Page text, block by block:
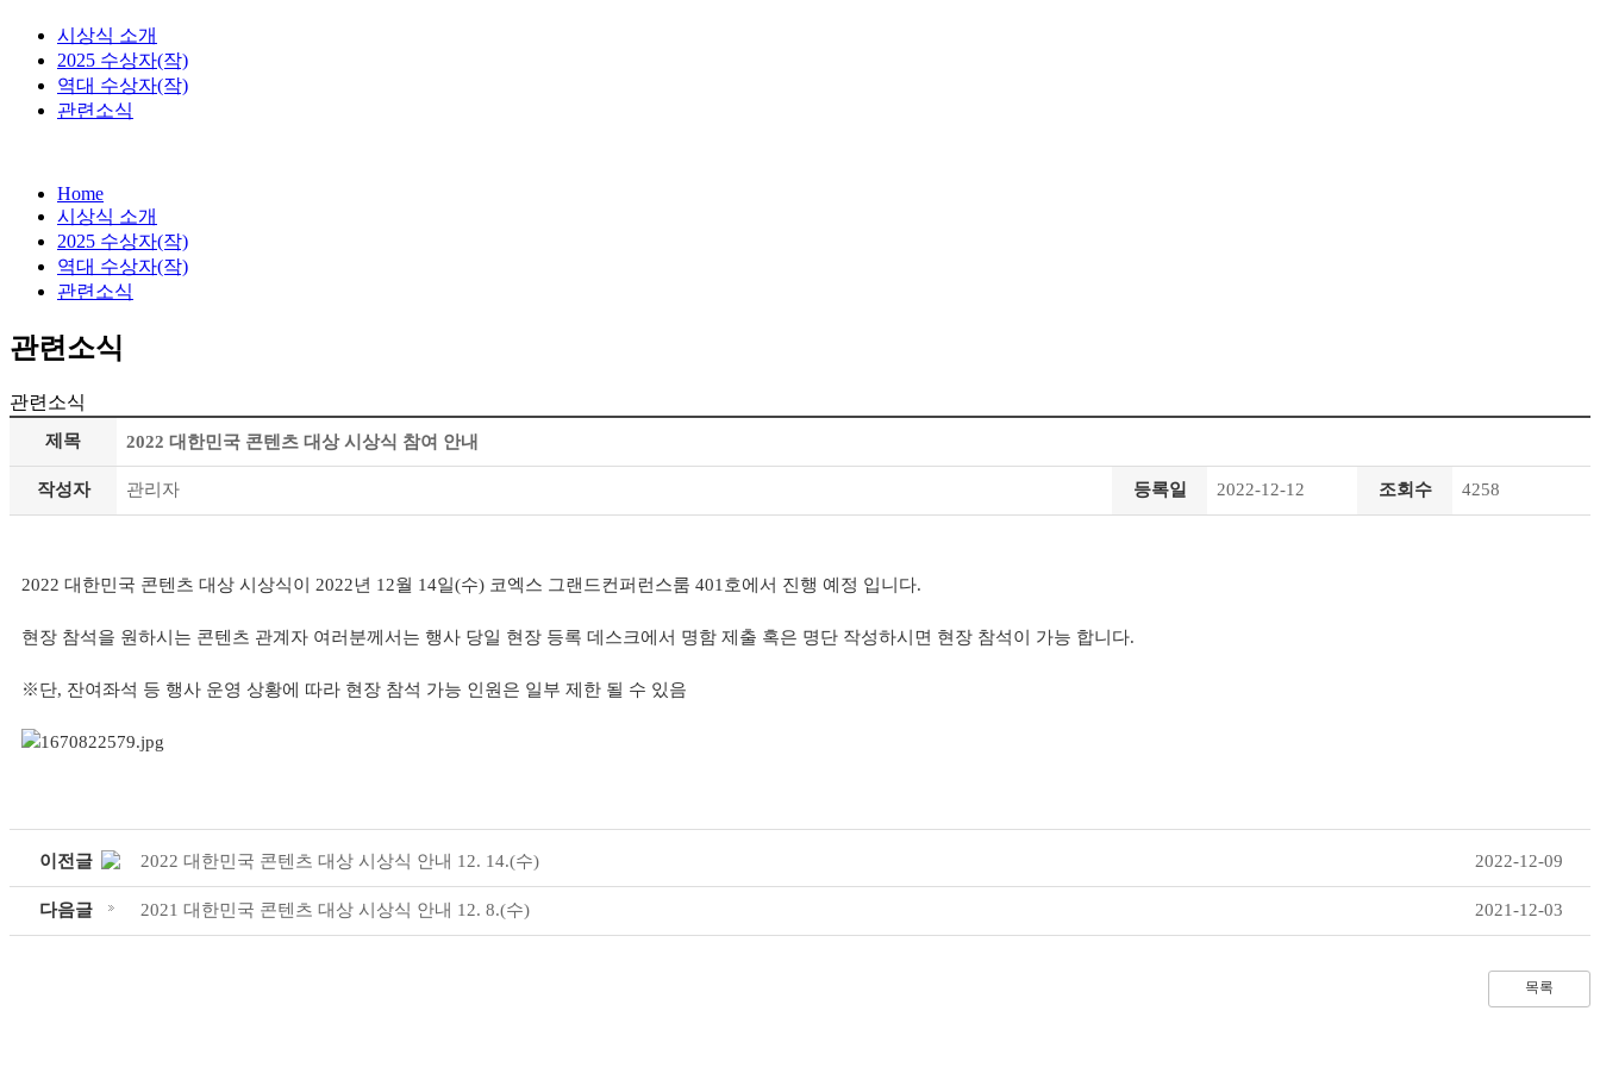
시상식 소개
2025 수상자(작)
역대 수상자(작)
관련소식
Home
시상식 소개
2025 수상자(작)
역대 수상자(작)
관련소식
관련소식
관련소식
제목 2022 대한민국 콘텐츠 대상 시상식 참여 안내
작성자 관리자 등록일 2022-12-12 조회수 4258
2022 대한민국 콘텐츠 대상 시상식이 2022년 12월 14일(수) 코엑스 그랜드컨퍼런스룸 401호에서 진행 예정 입니다.
현장 참석을 원하시는 콘텐츠 관계자 여러분께서는 행사 당일 현장 등록 데스크에서 명함 제출 혹은 명단 작성하시면 현장 참석이 가능 합니다.
※단, 잔여좌석 등 행사 운영 상황에 따라 현장 참석 가능 인원은 일부 제한 될 수 있음
이전글 2022 대한민국 콘텐츠 대상 시상식 안내 12. 14.(수) 2022-12-09
다음글 2021 대한민국 콘텐츠 대상 시상식 안내 12. 8.(수) 2021-12-03
목록